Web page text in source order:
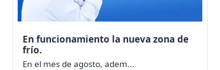
En funcionamiento la nueva zona de
frío.
En el mes de agosto, adem...